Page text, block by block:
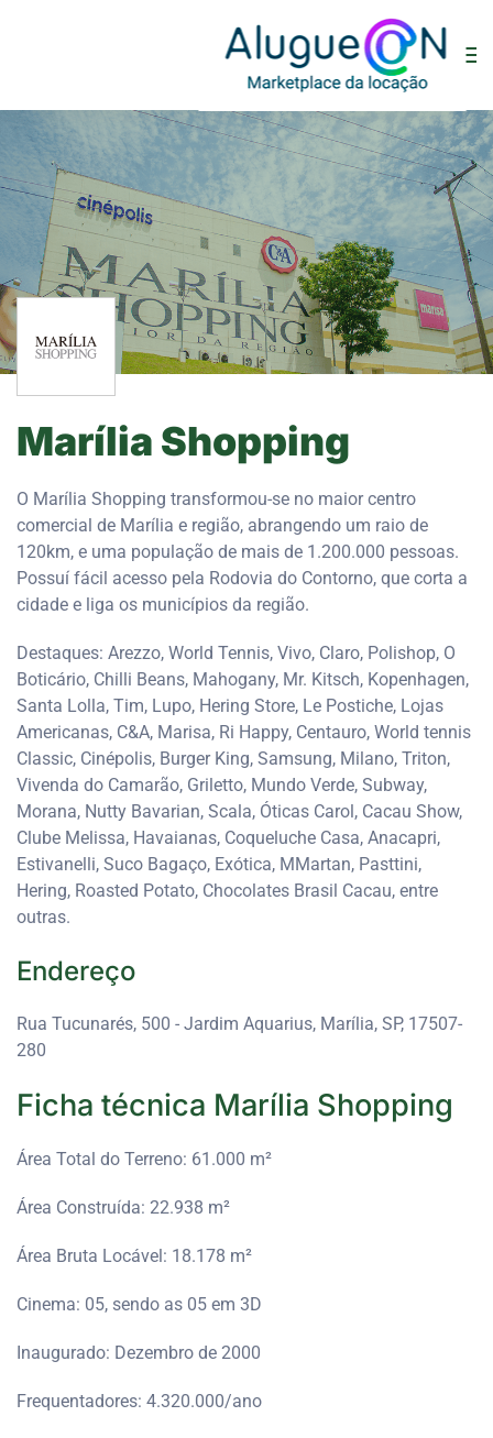
Marília Shopping
O Marília Shopping transformou-se no maior centro
comercial de Marília e região, abrangendo um raio de
120km, e uma população de mais de 1.200.000 pessoas.
Possuí fácil acesso pela Rodovia do Contorno, que corta a
cidade e liga os municípios da região.
Destaques: Arezzo, World Tennis, Vivo, Claro, Polishop, O
Boticário, Chilli Beans, Mahogany, Mr. Kitsch, Kopenhagen,
Santa Lolla, Tim, Lupo, Hering Store, Le Postiche, Lojas
Americanas, C&A, Marisa, Ri Happy, Centauro, World tennis
Classic, Cinépolis, Burger King, Samsung, Milano, Triton,
Vivenda do Camarão, Griletto, Mundo Verde, Subway,
Morana, Nutty Bavarian, Scala, Óticas Carol, Cacau Show,
Clube Melissa, Havaianas, Coqueluche Casa, Anacapri,
Estivanelli, Suco Bagaço, Exótica, MMartan, Pasttini,
Hering, Roasted Potato, Chocolates Brasil Cacau, entre
outras.
Endereço
Rua Tucunarés, 500 - Jardim Aquarius, Marília, SP, 17507-
280
Ficha técnica Marília Shopping
Área Total do Terreno: 61.000 m²
Área Construída: 22.938 m²
Área Bruta Locável: 18.178 m²
Cinema: 05, sendo as 05 em 3D
Inaugurado: Dezembro de 2000
Frequentadores: 4.320.000/ano